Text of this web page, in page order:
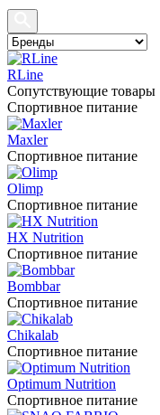
RLine
Сопутствующие товары
Спортивное питание
Maxler
Спортивное питание
Olimp
Спортивное питание
HX Nutrition
Спортивное питание
Bombbar
Спортивное питание
Chikalab
Спортивное питание
Optimum Nutrition
Спортивное питание